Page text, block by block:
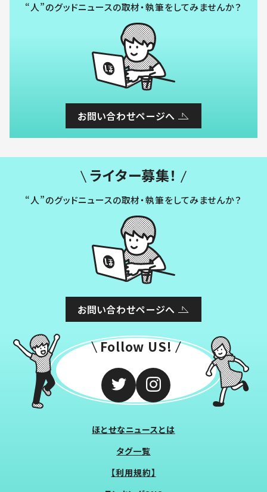
“人”のグッドニュースの取材・執筆をしてみませんか？
お問い合わせページへ
ライター募集！
“人”のグッドニュースの取材・執筆をしてみませんか？
お問い合わせページへ
Follow US!
ほとせなニュースとは
タグ一覧
【利用規約】